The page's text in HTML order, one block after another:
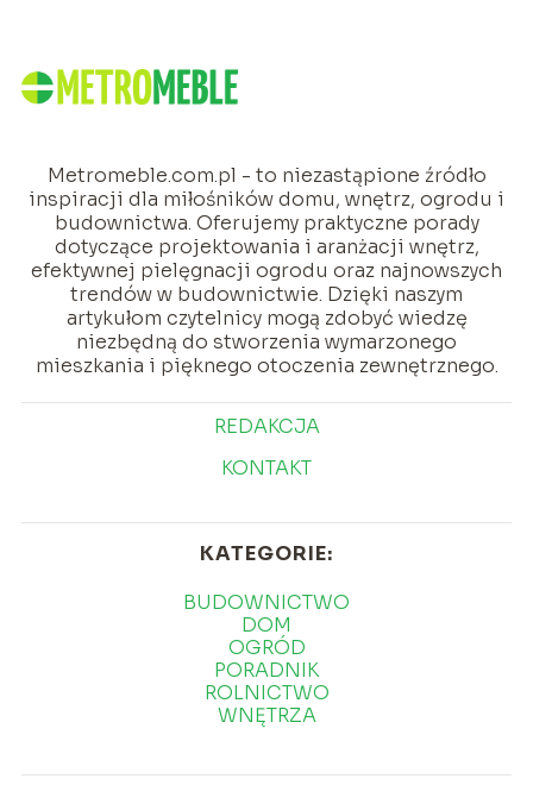
Metromeble.com.pl - to niezastąpione źródło
inspiracji dla miłośników domu, wnętrz, ogrodu i
budownictwa. Oferujemy praktyczne porady
dotyczące projektowania i aranżacji wnętrz,
efektywnej pielęgnacji ogrodu oraz najnowszych
trendów w budownictwie. Dzięki naszym
artykułom czytelnicy mogą zdobyć wiedzę
niezbędną do stworzenia wymarzonego
mieszkania i pięknego otoczenia zewnętrznego.
REDAKCJA
KONTAKT
KATEGORIE:
BUDOWNICTWO
DOM
OGRÓD
PORADNIK
ROLNICTWO
WNĘTRZA